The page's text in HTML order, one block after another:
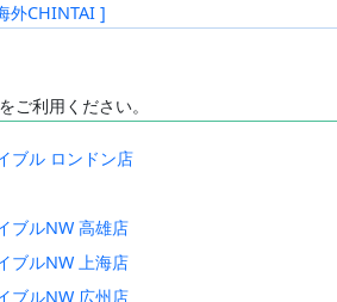
外CHINTAI ]
利用ください。
ブル ロンドン店
ブルNW 高雄店
ブルNW 上海店
ブルNW 広州店